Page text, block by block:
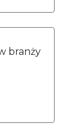
branży